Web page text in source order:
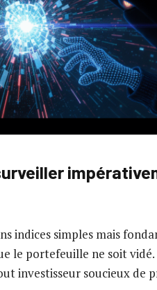
indices simples mais
le portefeuille ne soit vidé.
investisseur soucieux de